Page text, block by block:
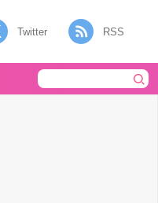
Twitter RSS